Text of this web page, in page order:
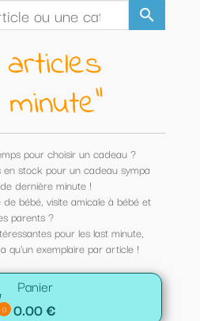
search
pour choisir un cadeau ?
stock pour un cadeau sympa
dernière minute !
bébé, visite amicale à bébé et
parents ?
pour les last minute,
qu'un exemplaire par article !
0
Panier
0.00 €